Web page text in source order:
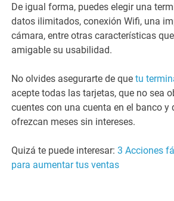
De igual forma, puedes elegir una
datos ilimitados, conexión Wifi, una
cámara, entre otras características
amigable su usabilidad.
No olvides asegurarte de quetu
acepte todas las tarjetas, que no sea
cuentes con una cuenta en el banco y
ofrezcan meses sin intereses.
Quizá te puede interesar:3 Acciones
para aumentar tus ventas